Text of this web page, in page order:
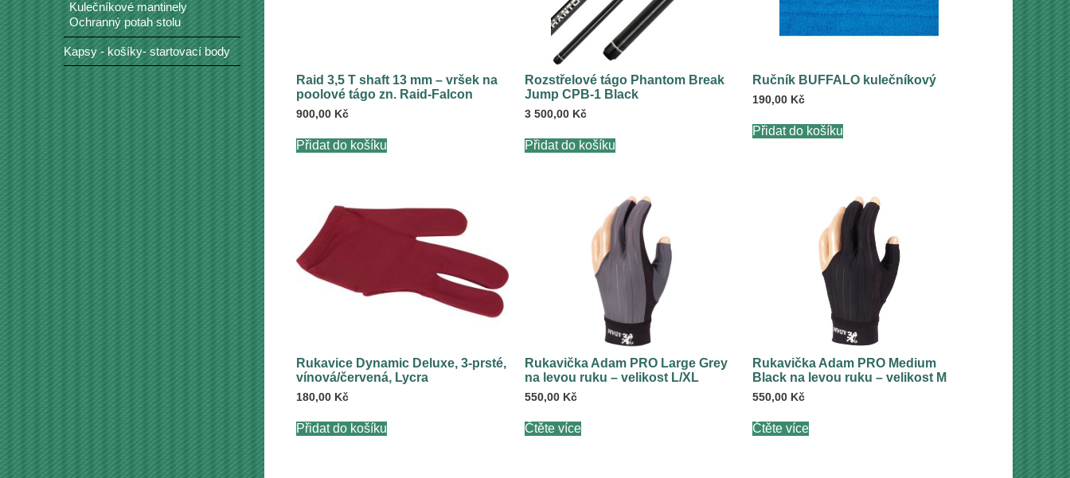
Raid 3,5 T shaft 13 mm – vršek na
poolové tágo zn. Raid-Falcon
900,00 Kč
Přidat do košíku
Rozstřelové tágo Phantom Break
Jump CPB-1 Black
3 500,00 Kč
Přidat do košíku
Ručník BUFFALO kulečníkový
190,00 Kč
Přidat do košíku
Rukavice Dynamic Deluxe, 3-prsté,
vínová/červená, Lycra
180,00 Kč
Přidat do košíku
Rukavička Adam PRO Large Grey
na levou ruku – velikost L/XL
550,00 Kč
Čtěte více
Rukavička Adam PRO Medium
Black na levou ruku – velikost M
550,00 Kč
Čtěte více
Kulečníkové mantinely
Ochranný potah stolu
Kapsy - košíky- startovací body